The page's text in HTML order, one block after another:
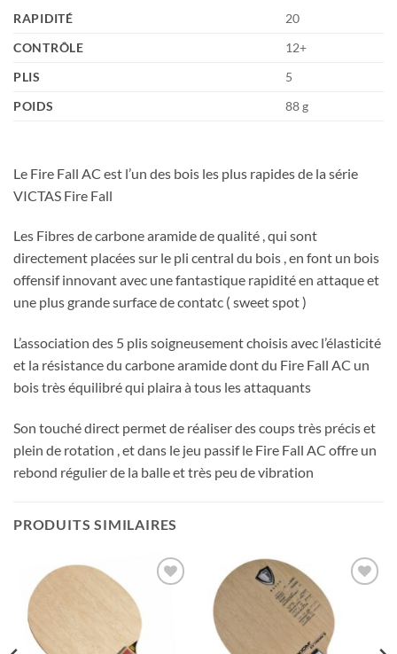
RAPIDITÉ
20
CONTRÔLE
12+
PLIS
5
POIDS
88 g
Le Fire Fall AC est l’un des bois les plus rapides de la série
VICTAS Fire Fall
Les Fibres de carbone aramide de qualité , qui sont
directement placées sur le pli central du bois , en font un bois
offensif innovant avec une fantastique rapidité en attaque et
une plus grande surface de contatc ( sweet spot )
L’association des 5 plis soigneusement choisis avec l’élasticité
et la résistance du carbone aramide dont du Fire Fall AC un
bois très équilibré qui plaira à tous les attaquants
Son touché direct permet de réaliser des coups très précis et
plein de rotation , et dans le jeu passif le Fire Fall AC offre un
rebond régulier de la balle et très peu de vibration
PRODUITS SIMILAIRES